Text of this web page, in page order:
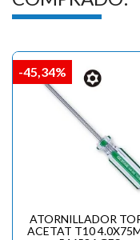
ATORNILLADOR
ACETAT T10
-45,34%